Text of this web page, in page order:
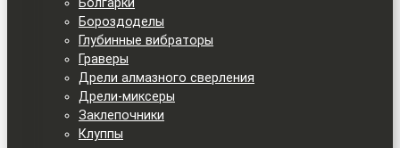
Бороздоделы
Глубинные вибраторы
Граверы
Дрели алмазного сверления
Дрели-миксеры
Заклепочники
Клуппы